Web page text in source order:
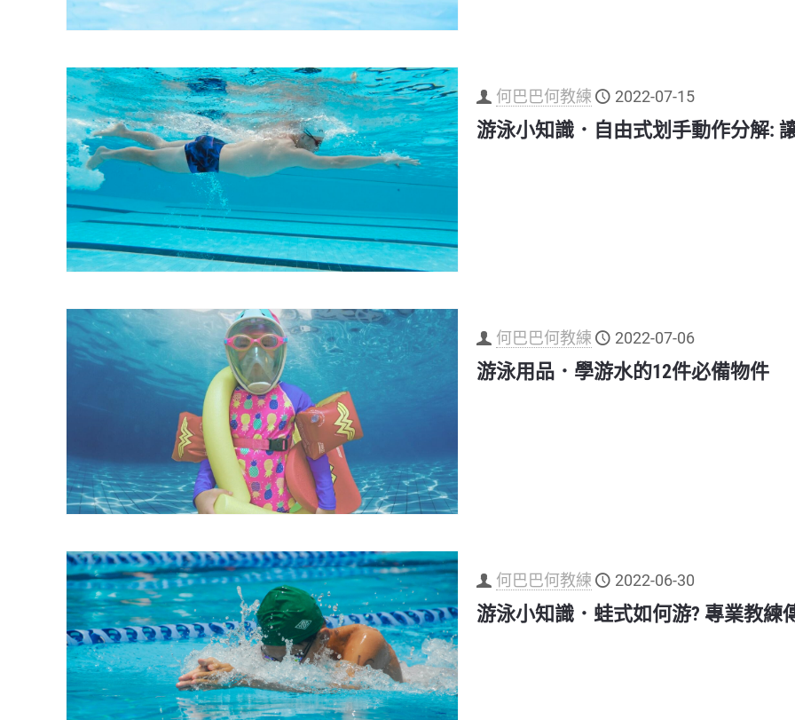
何巴巴何教練 2022-07-15
游泳小知識．自由式划手動作分解:
何巴巴何教練 2022-07-06
游泳用品．學游水的12件必備物件
何巴巴何教練 2022-06-30
游泳小知識．蛙式如何游? 專業教練